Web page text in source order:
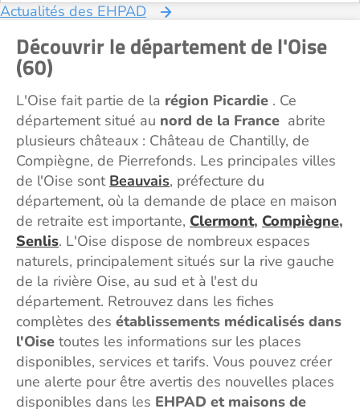
Actualités des EHPAD
Découvrir le département de l'Oise
(60)
L'Oise fait partie de la région Picardie . Ce
département situé au nord de la France abrite
plusieurs châteaux : Château de Chantilly, de
Compiègne, de Pierrefonds. Les principales villes
de l'Oise sont Beauvais, préfecture du
département, où la demande de place en maison
de retraite est importante, Clermont, Compiègne,
Senlis. L'Oise dispose de nombreux espaces
naturels, principalement situés sur la rive gauche
de la rivière Oise, au sud et à l'est du
département. Retrouvez dans les fiches
complètes des établissements médicalisés dans
l'Oise toutes les informations sur les places
disponibles, services et tarifs. Vous pouvez créer
une alerte pour être avertis des nouvelles places
disponibles dans les EHPAD et maisons de